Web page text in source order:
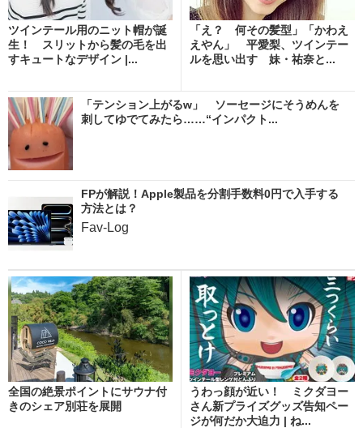
ツインテール用のニット帽が誕
生！ スリットから髪の毛を出
すキュートなデザイン |...
「え？ 何その髪型」「かわえ
えやん」 平愛梨、ツインテー
ルを思い出す 妹・祐奈と...
「テンション上がるw」 ソーセージにそうめんを
刺してゆでてみたら……“インパクト...
FPが解説！Apple製品を分割手数料0円で入手する
方法とは？
Fav-Log
全国の絶景ポイントにサウナ付
きのシェア別荘を展開
うわっ顔が近い！ ミクダヨー
さん新プライズグッズ告知ペー
ジが何だか大迫力 | ね...